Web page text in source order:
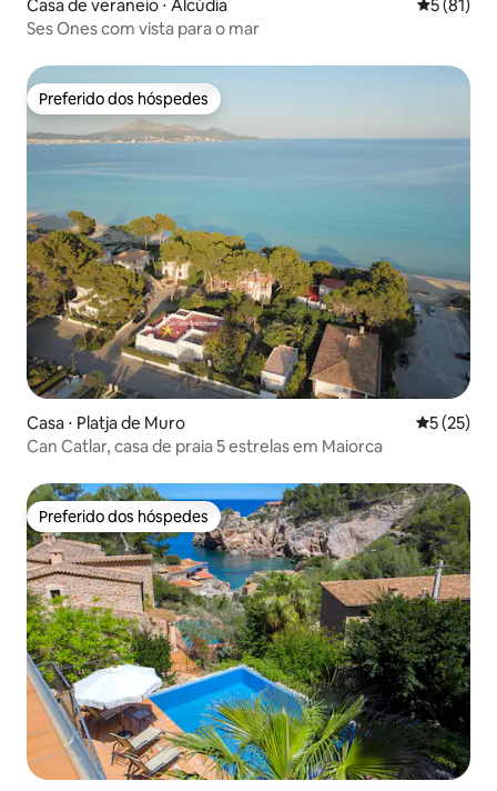
Casa de veraneio ⋅ Alcúdia 5 de uma
5 (81)
Ses Ones com vista para o mar
Preferido dos hóspedes
Preferido dos hóspedes
Casa ⋅ Platja de Muro 5 de uma
5 (25)
Can Catlar, casa de praia 5 estrelas em Maiorca
Preferido dos hóspedes
Preferido dos hóspedes